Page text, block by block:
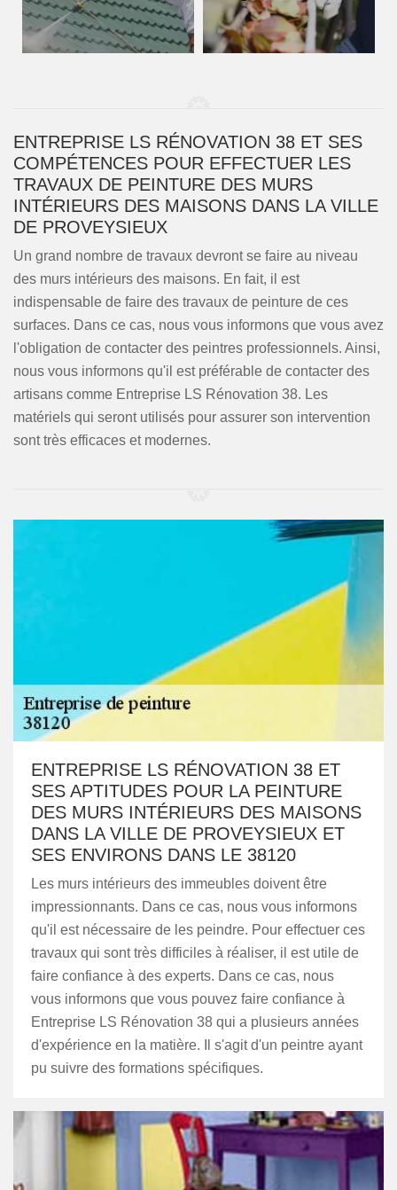
ENTREPRISE LS RÉNOVATION 38 ET SES
COMPÉTENCES POUR EFFECTUER LES
TRAVAUX DE PEINTURE DES MURS
INTÉRIEURS DES MAISONS DANS LA VILLE
DE PROVEYSIEUX
Un grand nombre de travaux devront se faire au niveau
des murs intérieurs des maisons. En fait, il est
indispensable de faire des travaux de peinture de ces
surfaces. Dans ce cas, nous vous informons que vous avez
l'obligation de contacter des peintres professionnels. Ainsi,
nous vous informons qu'il est préférable de contacter des
artisans comme Entreprise LS Rénovation 38. Les
matériels qui seront utilisés pour assurer son intervention
sont très efficaces et modernes.
ENTREPRISE LS RÉNOVATION 38 ET
SES APTITUDES POUR LA PEINTURE
DES MURS INTÉRIEURS DES MAISONS
DANS LA VILLE DE PROVEYSIEUX ET
SES ENVIRONS DANS LE 38120
Les murs intérieurs des immeubles doivent être
impressionnants. Dans ce cas, nous vous informons
qu'il est nécessaire de les peindre. Pour effectuer ces
travaux qui sont très difficiles à réaliser, il est utile de
faire confiance à des experts. Dans ce cas, nous
vous informons que vous pouvez faire confiance à
Entreprise LS Rénovation 38 qui a plusieurs années
d'expérience en la matière. Il s'agit d'un peintre ayant
pu suivre des formations spécifiques.